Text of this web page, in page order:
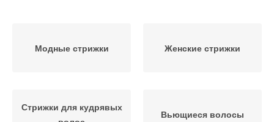
Модные стрижки Женские стрижки
Стрижки для кудрявых
Вьющиеся волосы